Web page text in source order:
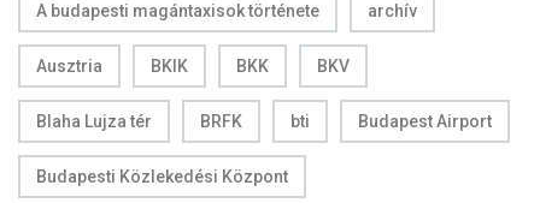
A budapesti magántaxisok története archív
Ausztria BKIK BKK BKV
Blaha Lujza tér BRFK bti Budapest Airport
Budapesti Közlekedési Központ